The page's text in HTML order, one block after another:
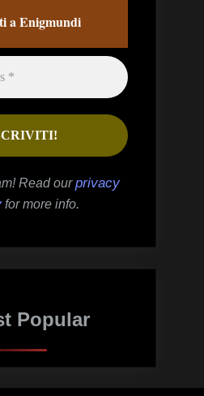
a Enigmundi
Read ourprivacy
for more info.
Popular